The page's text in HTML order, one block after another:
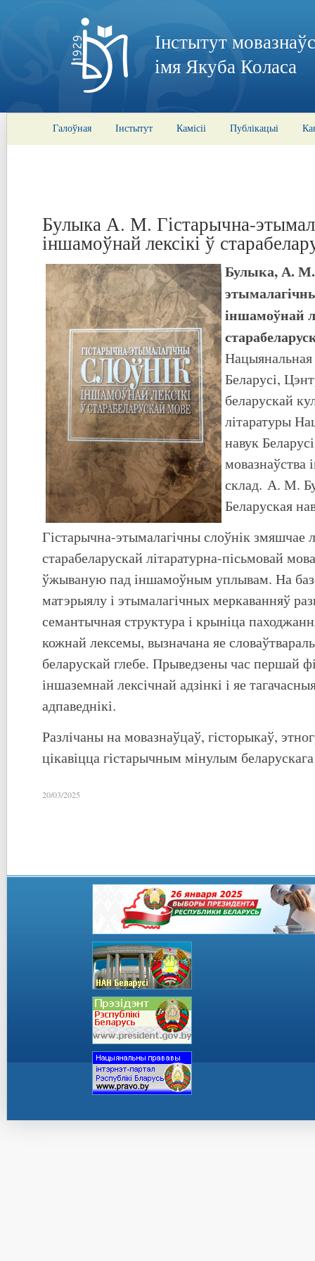
Інстытут
імя Якуба Коласа
Галоўная Інстытут Камісіі Публікацыі
Булыка А. М. Гістарычна-
іншамоўнай лексікі ў
Булыка, А.
іншамоўнай
Нацыянальная
Беларусі,
беларускай
літаратуры
навук
мовазнаўства
склад. А. М.
Беларуская
Гістарычна-этымалагічны слоўнік змяшчае
старабеларускай літаратурна-пісьмовай
ўжываную пад іншамоўным уплывам. На
матэрыялу і этымалагічных меркаванняў
семантычная структура і крыніца
кожнай лексемы, вызначана яе
беларускай глебе. Прыведзены час першай
іншаземнай лексічнай адзінкі і яе
адпаведнікі.
Разлічаны на мовазнаўцаў, гісторыкаў,
цікавіцца гістарычным мінулым
20/03/2025